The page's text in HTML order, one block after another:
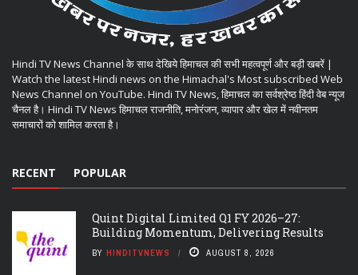
Hindi TV News Channel के साथ देखिये हिमाचल की सभी महत्वपूर्ण और बड़ी खबरें |
Watch the latest Hindi news on the Himachal's Most subscribed Web
News Channel on YouTube. Hindi TV News, हिमाचल का सर्वश्रेष्ठ हिंदी वेब न्यूज
चैनल है। Hindi TV News हिमाचल राजनीति, मनोरंजन, व्यापार और खेल में नवीनतम
समाचारों को शामिल करता है।
RECENT POPULAR
Quint Digital Limited Q1 FY 2026–27:
Building Momentum, Delivering Results
BY HINDITVNEWS AUGUST 8, 2026